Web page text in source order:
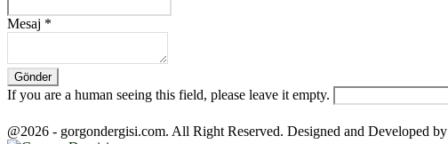
Mesaj *
If you are a human seeing this field, please leave it empty.
@2026 - gorgondergisi.com. All Right Reserved. Designed and Developed by